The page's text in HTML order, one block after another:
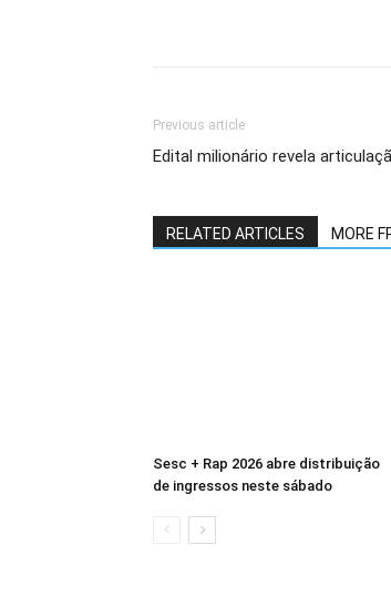
Previous article
Edital milionário revela
RELATED ARTICLES MORE
Sesc + Rap 2026 abre distribuição
de ingressos neste sábado